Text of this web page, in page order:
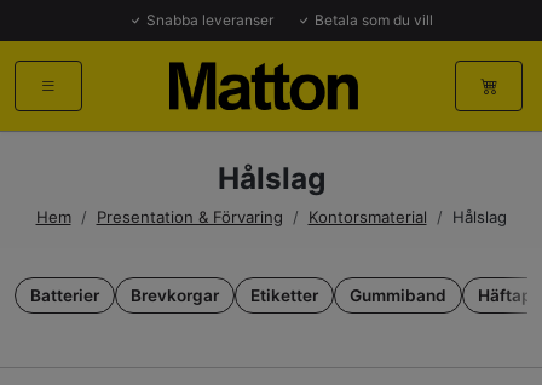
Snabba leveranser Betala som du vill
Hålslag
Hem / Presentation & Förvaring / Kontorsmaterial / Hålslag
Batterier Brevkorgar Etiketter Gummiband